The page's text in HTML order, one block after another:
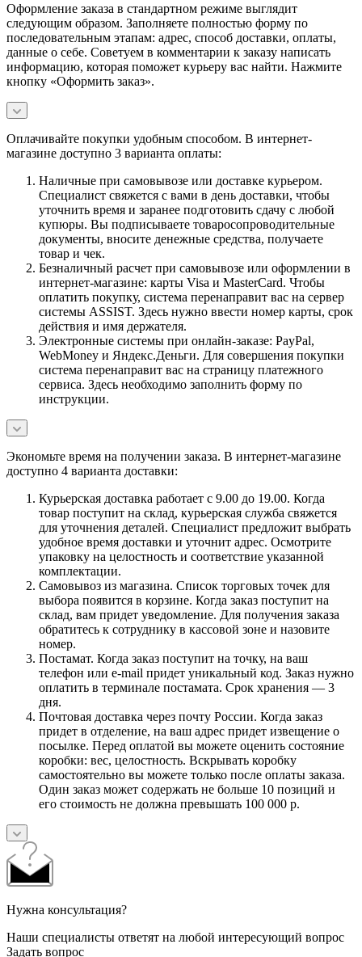
Оформление заказа в стандартном режиме выглядит
следующим образом. Заполняете полностью форму по
последовательным этапам: адрес, способ доставки, оплаты,
данные о себе. Советуем в комментарии к заказу написать
информацию, которая поможет курьеру вас найти. Нажмите
кнопку «Оформить заказ».
Оплачивайте покупки удобным способом. В интернет-
магазине доступно 3 варианта оплаты:
Наличные при самовывозе или доставке курьером.
Специалист свяжется с вами в день доставки, чтобы
уточнить время и заранее подготовить сдачу с любой
купюры. Вы подписываете товаросопроводительные
документы, вносите денежные средства, получаете
товар и чек.
Безналичный расчет при самовывозе или оформлении в
интернет-магазине: карты Visa и MasterCard. Чтобы
оплатить покупку, система перенаправит вас на сервер
системы ASSIST. Здесь нужно ввести номер карты, срок
действия и имя держателя.
Электронные системы при онлайн-заказе: PayPal,
WebMoney и Яндекс.Деньги. Для совершения покупки
система перенаправит вас на страницу платежного
сервиса. Здесь необходимо заполнить форму по
инструкции.
Экономьте время на получении заказа. В интернет-магазине
доступно 4 варианта доставки:
Курьерская доставка работает с 9.00 до 19.00. Когда
товар поступит на склад, курьерская служба свяжется
для уточнения деталей. Специалист предложит выбрать
удобное время доставки и уточнит адрес. Осмотрите
упаковку на целостность и соответствие указанной
комплектации.
Самовывоз из магазина. Список торговых точек для
выбора появится в корзине. Когда заказ поступит на
склад, вам придет уведомление. Для получения заказа
обратитесь к сотруднику в кассовой зоне и назовите
номер.
Постамат. Когда заказ поступит на точку, на ваш
телефон или e-mail придет уникальный код. Заказ нужно
оплатить в терминале постамата. Срок хранения — 3
дня.
Почтовая доставка через почту России. Когда заказ
придет в отделение, на ваш адрес придет извещение о
посылке. Перед оплатой вы можете оценить состояние
коробки: вес, целостность. Вскрывать коробку
самостоятельно вы можете только после оплаты заказа.
Один заказ может содержать не больше 10 позиций и
его стоимость не должна превышать 100 000 р.
Нужна консультация?
Наши специалисты ответят на любой интересующий вопрос
Задать вопрос